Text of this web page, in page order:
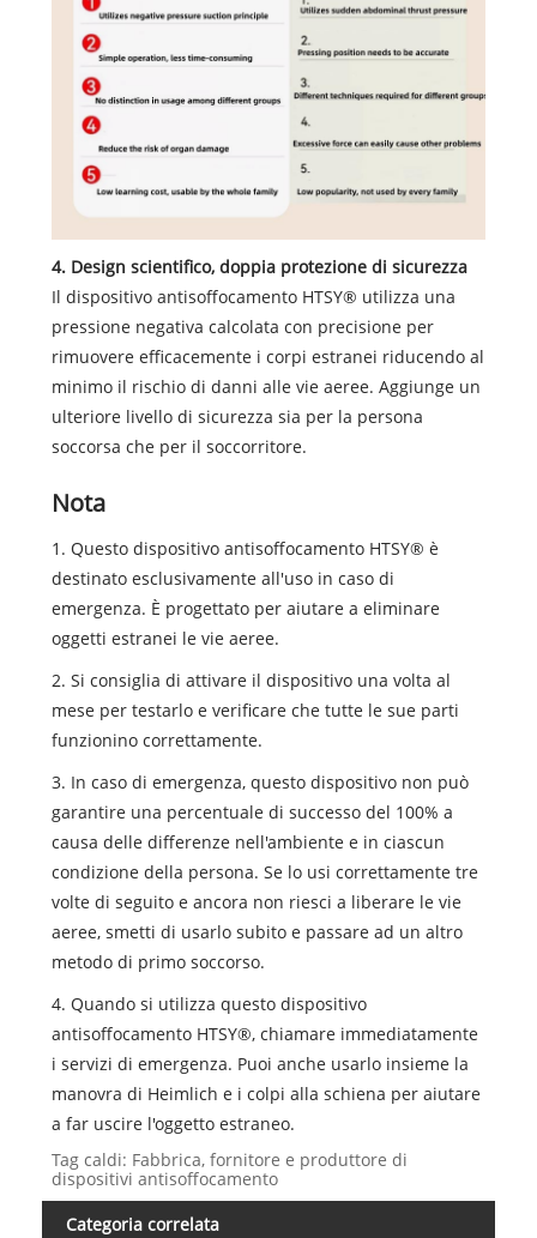
4. Design scientifico, doppia protezione di sicurezza
Il dispositivo antisoffocamento HTSY® utilizza una
pressione negativa calcolata con precisione per
rimuovere efficacemente i corpi estranei riducendo al
minimo il rischio di danni alle vie aeree. Aggiunge un
ulteriore livello di sicurezza sia per la persona
soccorsa che per il soccorritore.
Nota
1. Questo dispositivo antisoffocamento HTSY® è
destinato esclusivamente all'uso in caso di
emergenza. È progettato per aiutare a eliminare
oggetti estranei le vie aeree.
2. Si consiglia di attivare il dispositivo una volta al
mese per testarlo e verificare che tutte le sue parti
funzionino correttamente.
3. In caso di emergenza, questo dispositivo non può
garantire una percentuale di successo del 100% a
causa delle differenze nell'ambiente e in ciascun
condizione della persona. Se lo usi correttamente tre
volte di seguito e ancora non riesci a liberare le vie
aeree, smetti di usarlo subito e passare ad un altro
metodo di primo soccorso.
4. Quando si utilizza questo dispositivo
antisoffocamento HTSY®, chiamare immediatamente
i servizi di emergenza. Puoi anche usarlo insieme la
manovra di Heimlich e i colpi alla schiena per aiutare
a far uscire l'oggetto estraneo.
Tag caldi: Fabbrica, fornitore e produttore di
dispositivi antisoffocamento
Categoria correlata